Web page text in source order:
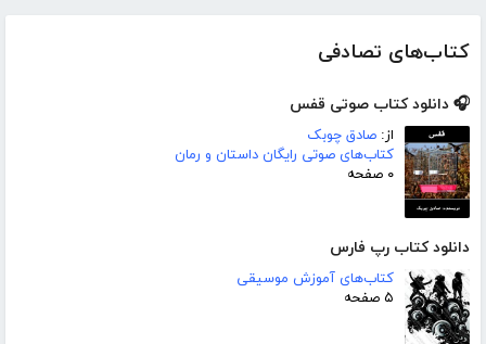
کتاب‌های تصادفی
🎧 دانلود کتاب صوتی قفس
از: صادق چوبک
کتاب‌های صوتی رایگان داستان و رمان
۰ صفحه
دانلود کتاب رپ فارس
کتاب‌های آموزش موسیقی
۵ صفحه